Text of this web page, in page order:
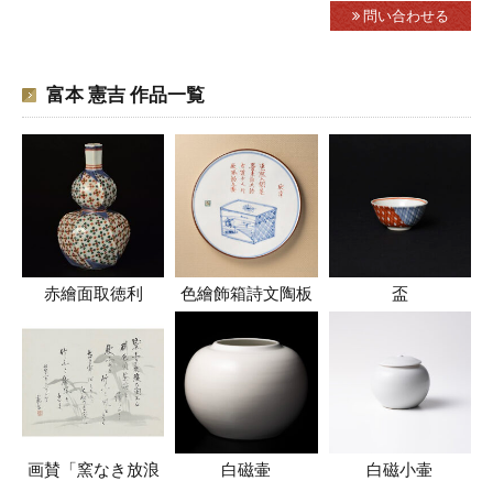
問い合わせる
富本 憲吉 作品一覧
赤繪面取徳利 色繪飾箱詩文陶板 盃
画賛「窯なき放浪
白磁壷 白磁小壷